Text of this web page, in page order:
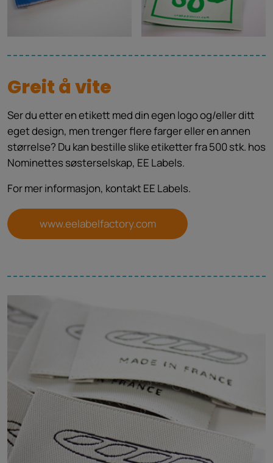
Greit å vite
Ser du etter en etikett med din egen logo og/eller ditt
eget design, men trenger flere farger eller en annen
størrelse? Du kan bestille slike etiketter fra 500 stk. hos
Nominettes søsterselskap, EE Labels.
For mer informasjon, kontakt EE Labels.
www.eelabelfactory.com